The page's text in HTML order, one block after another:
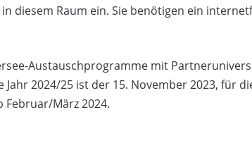
diesem Raum ein. Sie benötigen ein
Austauschprogramme mit
2024/25 ist der 15. November 2023, für
Februar/März 2024.